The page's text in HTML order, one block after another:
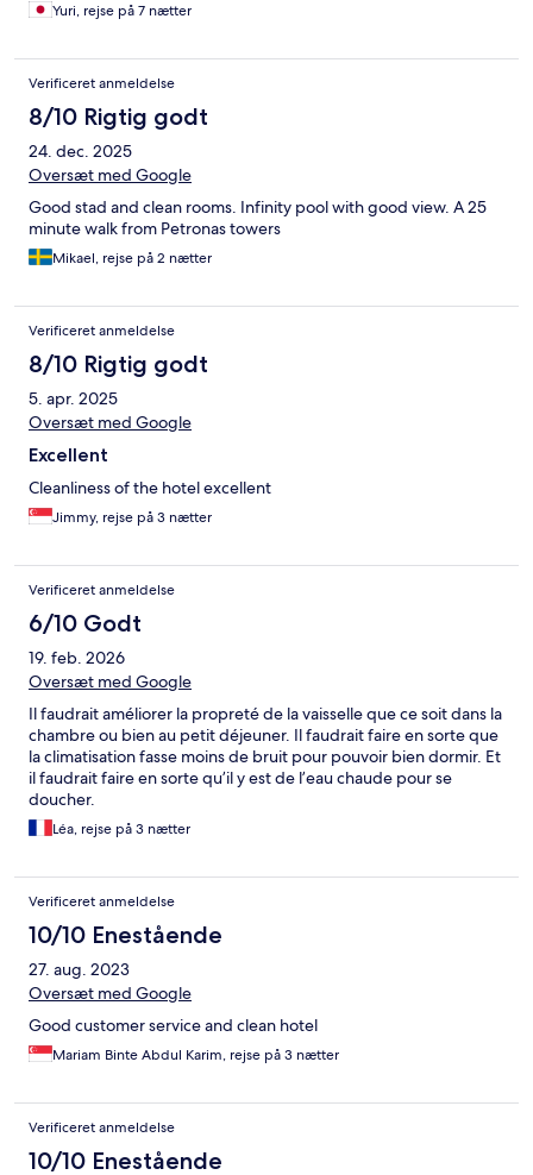
Yuri, rejse på 7 nætter
Verificeret anmeldelse
8/10 Rigtig godt
24. dec. 2025
Oversæt med Google
Good stad and clean rooms. Infinity pool with good view. A 25
minute walk from Petronas towers
Mikael, rejse på 2 nætter
Verificeret anmeldelse
8/10 Rigtig godt
5. apr. 2025
Oversæt med Google
Excellent
Cleanliness of the hotel excellent
Jimmy, rejse på 3 nætter
Verificeret anmeldelse
6/10 Godt
19. feb. 2026
Oversæt med Google
Il faudrait améliorer la propreté de la vaisselle que ce soit dans la
chambre ou bien au petit déjeuner. Il faudrait faire en sorte que
la climatisation fasse moins de bruit pour pouvoir bien dormir. Et
il faudrait faire en sorte qu’il y est de l’eau chaude pour se
doucher.
Léa, rejse på 3 nætter
Verificeret anmeldelse
10/10 Enestående
27. aug. 2023
Oversæt med Google
Good customer service and clean hotel
Mariam Binte Abdul Karim, rejse på 3 nætter
Verificeret anmeldelse
10/10 Enestående